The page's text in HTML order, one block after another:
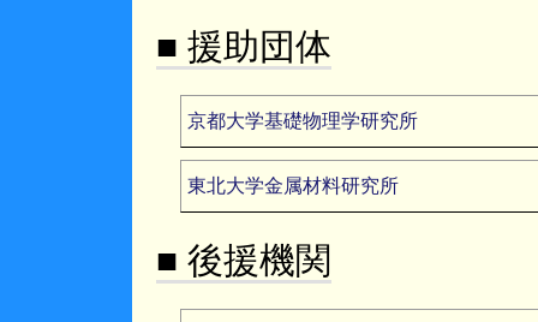
■ 援助団体
京都大学基礎物理学研究所
東北大学金属材料研究所
■ 後援機関